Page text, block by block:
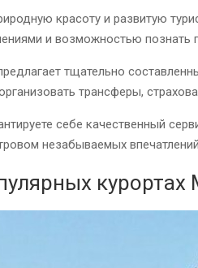
красоту и развитую
и возможностью
тщательно
трансферы,
себе качественный
незабываемых
курортах